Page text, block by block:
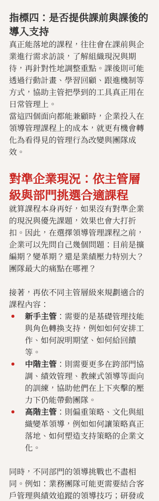
指標四：是否提供課前與課後的
導入支持
真正能落地的課程，往往會在課前與企
業進行需求訪談，了解組織現況與期
待，再針對性地調整重點。課後則可能
透過行動計畫、學習回顧、跟進機制等
方式，協助主管把學到的工具真正用在
日常管理上。
當這四個面向都能兼顧時，企業投入在
領導管理課程上的成本，就更有機會轉
化為看得見的管理行為改變與團隊成
效。
對準企業現況：依主管層
級與部門挑選合適課程
就算課程本身再好，如果沒有對準企業
的現況與優先課題，效果也會大打折
扣。因此，在選擇領導管理課程之前，
企業可以先問自己幾個問題：目前是擴
編期？變革期？還是業績壓力特別大？
團隊最大的痛點在哪裡？
接著，再依不同主管層級來規劃適合的
課程內容：
新手主管 ：需要的是基礎管理技能
與角色轉換支持，例如如何安排工
作、如何說明期望、如何給回饋
等。
中階主管 ：則需要更多在跨部門協
調、績效管理、教練式領導等面向
的訓練，協助他們在上下夾擊的壓
力下仍能帶動團隊。
高階主管 ：則偏重策略、文化與組
織變革領導，例如如何讓策略真正
落地、如何塑造支持策略的企業文
化。
同時，不同部門的領導挑戰也不盡相
同。例如：業務團隊可能更需要結合客
戶管理與績效追蹤的領導技巧；研發或